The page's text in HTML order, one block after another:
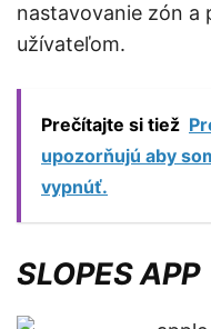
nastavovanie zón a
užívateľom.
Prečítajte si tiež
upozorňujú aby
vypnúť.
SLOPES APP